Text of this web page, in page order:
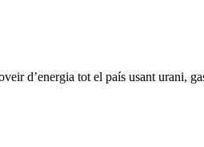
d’energia tot el país usant urani,